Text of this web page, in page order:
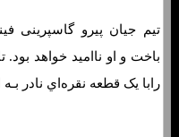
باخت و او ناامید خواهد بود.
رابا یک قطعه نقره‌اي نادر بـه